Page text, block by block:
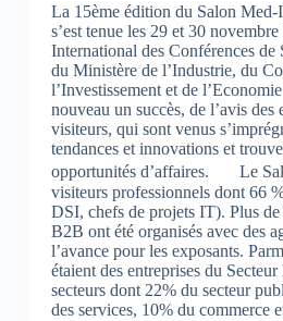
La 15ème édition du Salon
s’est tenue les 29 et 30
International des Conférences de
du Ministère de l’Industrie, du
l’Investissement et de
nouveau un succès, de l’avis des
visiteurs, qui sont venus
tendances et innovations et
opportunités d’affaires. Le
visiteurs professionnels dont 66
DSI, chefs de projets IT). Plus
B2B ont été organisés avec des
l’avance pour les exposants.
étaient des entreprises du
secteurs dont 22% du secteur
des services, 10% du commerce